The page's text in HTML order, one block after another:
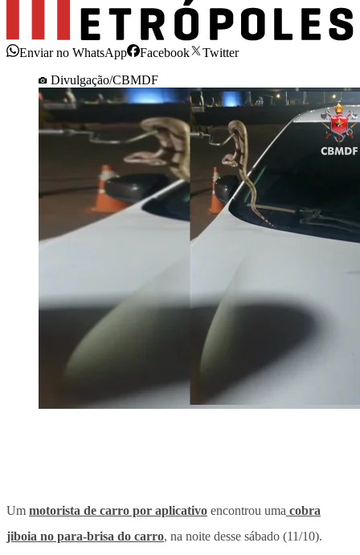
Enviar no WhatsApp Facebook
Twitter
Divulgação/CBMDF
Um motorista de carro por aplicativo encontrou uma cobra
jiboia no para-brisa do carro, na noite desse sábado (11/10).